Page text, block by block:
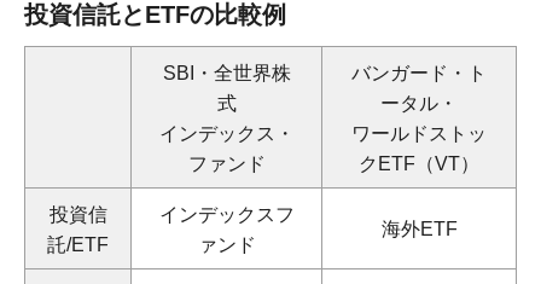
投資信託とETFの比較例
SBI・全世界株
式
インデックス・
ファンド
バンガード・ト
ータル・
ワールドストッ
クETF（VT）
投資信
託/ETF
インデックスフ
ァンド
海外ETF